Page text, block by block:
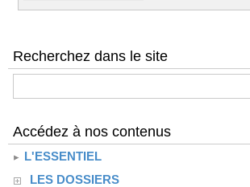
Recherchez dans le site
Accédez à nos contenus
L'ESSENTIEL
LES DOSSIERS